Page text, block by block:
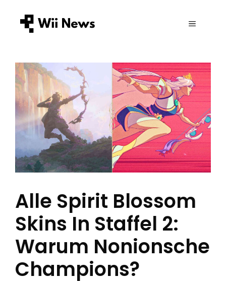
Inhalt
springen
MENÜ
Alle Spirit Blossom
Skins In Staffel 2:
Warum Nonionsche
Champions?